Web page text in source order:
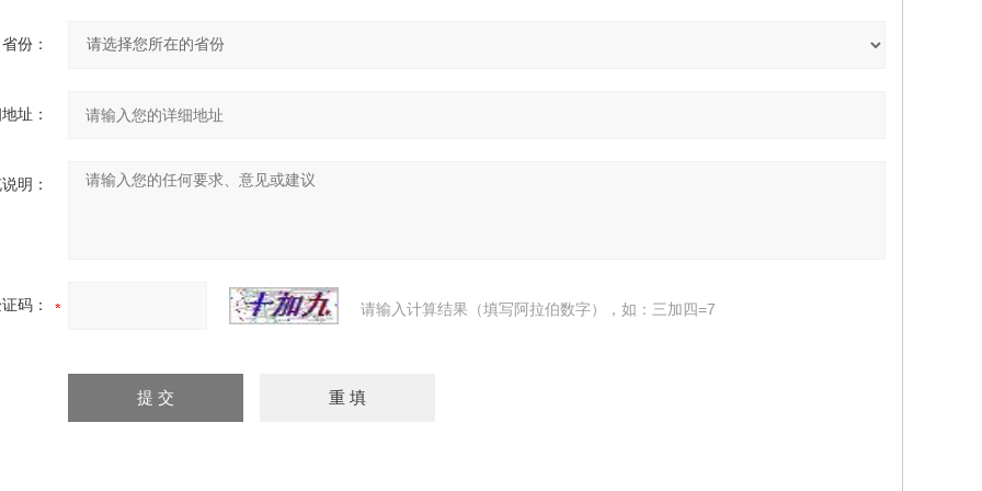
省份：
址：
明：
码： 请输入计算结果（填写阿拉伯数字），如：三加四=7